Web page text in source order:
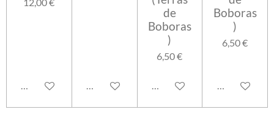
Añadir al carrito Avisarme cuando esté disponible
de
Boboras
)
6,50 €
Añadir al carrito
Boboras
)
6,50 €
Añadir al